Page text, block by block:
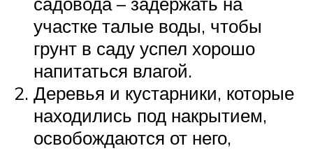
участке талые воды, чтобы
грунт в саду успел хорошо
напитаться влагой.
Деревья и кустарники, которые
находились под накрытием,
освобождаются от него,